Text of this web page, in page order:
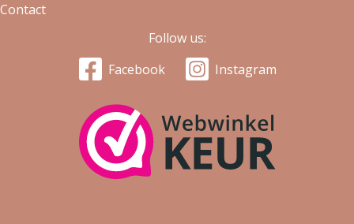
Contact
Follow us:
Facebook
Instagram